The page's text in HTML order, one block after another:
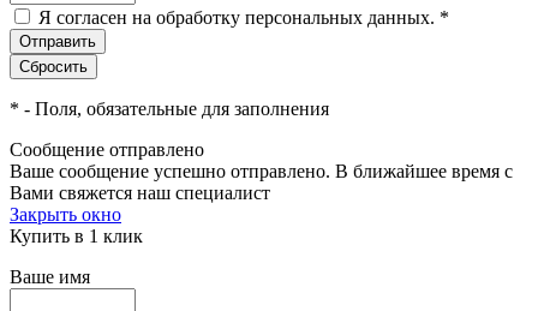
Я согласен на обработку персональных данных. *
* - Поля, обязательные для заполнения
Сообщение отправлено
Ваше сообщение успешно отправлено. В ближайшее время с
Вами свяжется наш специалист
Закрыть окно
Купить в 1 клик
Ваше имя